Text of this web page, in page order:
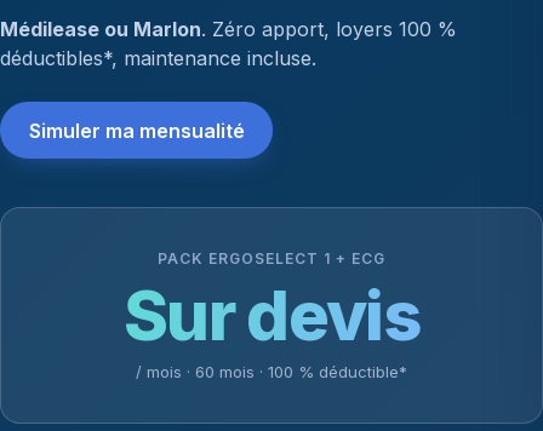
Médilease ou Marlon. Zéro apport, loyers 100 %
déductibles*, maintenance incluse.
Simuler ma mensualité
PACK ERGOSELECT 1 + ECG
Sur devis
/ mois · 60 mois · 100 % déductible*